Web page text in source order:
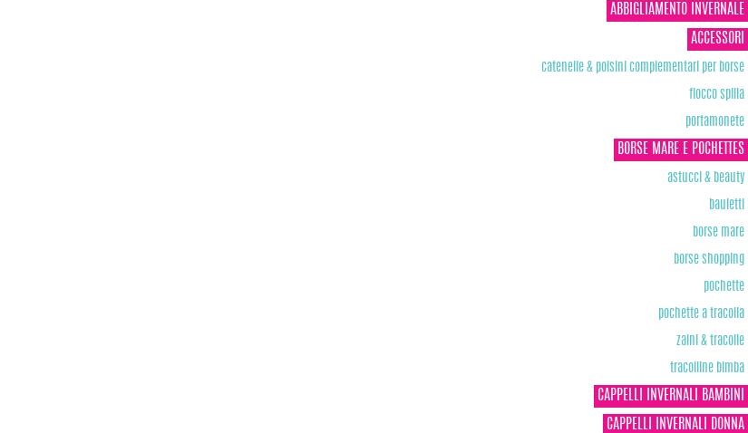
ABBIGLIAMENTO INVERNALE
ACCESSORI
catenelle & polsini complementari per borse
fiocco spilla
portamonete
BORSE MARE E POCHETTES
astucci & beauty
bauletti
borse mare
borse shopping
pochette
pochette a tracolla
zaini & tracolle
tracolline bimba
CAPPELLI INVERNALI BAMBINI
CAPPELLI INVERNALI DONNA